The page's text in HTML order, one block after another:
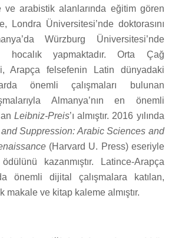
ve arabistik alanlarında eğitim gören
Londra Üniversitesi’nde doktorasını
Würzburg Üniversitesi’nde
hocalık yapmaktadır. Orta Çağ
Arapça felsefenin Latin dünyadaki
önemli çalışmaları bulunan
Almanya’nın en önemli
Leibniz-Preis’ı almıştır. 2016 yılında
Suppression: Arabic Sciences and
(Harvard U. Press) eseriyle
kazanmıştır. Latince-Arapça
önemli dijital çalışmalara katılan,
makale ve kitap kaleme almıştır.